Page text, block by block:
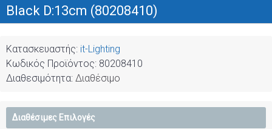
Black D:13cm (80208410)
Κατασκευαστής: it-Lighting
Κωδικός Προϊόντος: 80208410
Διαθεσιμότητα: Διαθέσιμο
Διαθέσιμες Επιλογές